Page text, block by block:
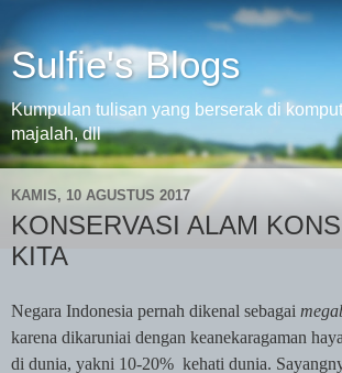
Sulfie's Blogs
Kumpulan tulisan yang berserak di
majalah, dll
KAMIS, 10 AGUSTUS 2017
KONSERVASI ALAM
KITA
Negara Indonesia pernah dikenal sebagai
karena dikaruniai dengan keanekaragaman
di dunia, yakni 10-20% kehati dunia.